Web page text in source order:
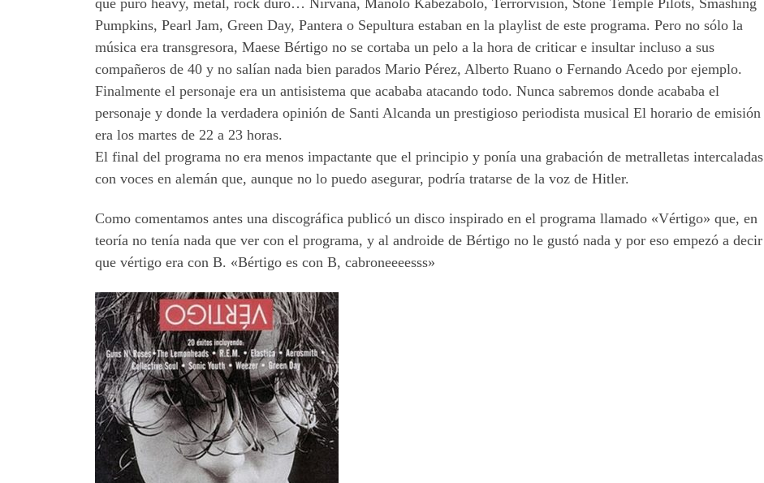
Pumpkins, Pearl Jam, Green Day, Pantera o Sepultura estaban en la playlist de este programa. Pero no sólo la
música era transgresora, Maese Bértigo no se cortaba un pelo a la hora de criticar e insultar incluso a sus
compañeros de 40 y no salí­an nada bien parados Mario Pérez, Alberto Ruano o Fernando Acedo por ejemplo.
Finalmente el personaje era un antisistema que acababa atacando todo. Nunca sabremos donde acababa el
personaje y donde la verdadera opinión de Santi Alcanda un prestigioso periodista musical El horario de emisión
era los martes de 22 a 23 horas.
El final del programa no era menos impactante que el principio y ponía una grabación de metralletas intercaladas
con voces en alemán que, aunque no lo puedo asegurar, podría tratarse de la voz de Hitler.
Como comentamos antes una discográfica publicó un disco inspirado en el programa llamado «Vértigo» que, en
teoría no tení­a nada que ver con el programa, y al androide de Bértigo no le gustó nada y por eso empezó a decir
que vértigo era con B. «Bértigo es con B, cabroneeeesss»